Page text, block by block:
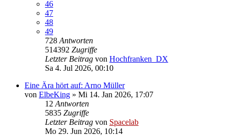
46
47
48
49
728 Antworten
514392 Zugriffe
Letzter Beitrag von Hochfranken_DX
Sa 4. Jul 2026, 00:10
Eine Ära hört auf: Arno Müller
von ElbeKing » Mi 14. Jan 2026, 17:07
12 Antworten
5835 Zugriffe
Letzter Beitrag von Spacelab
Mo 29. Jun 2026, 10:14